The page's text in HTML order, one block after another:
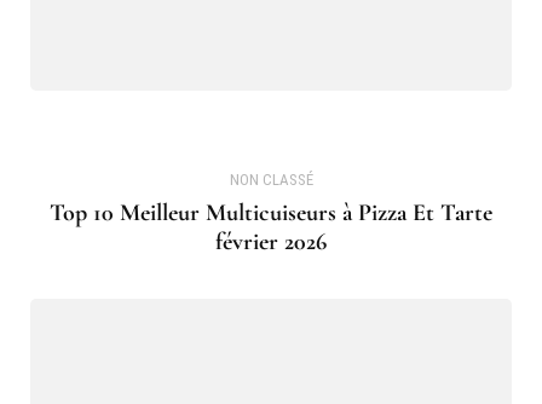
NON CLASSÉ
Top 10 Meilleur Multicuiseurs à Pizza Et Tarte
février 2026